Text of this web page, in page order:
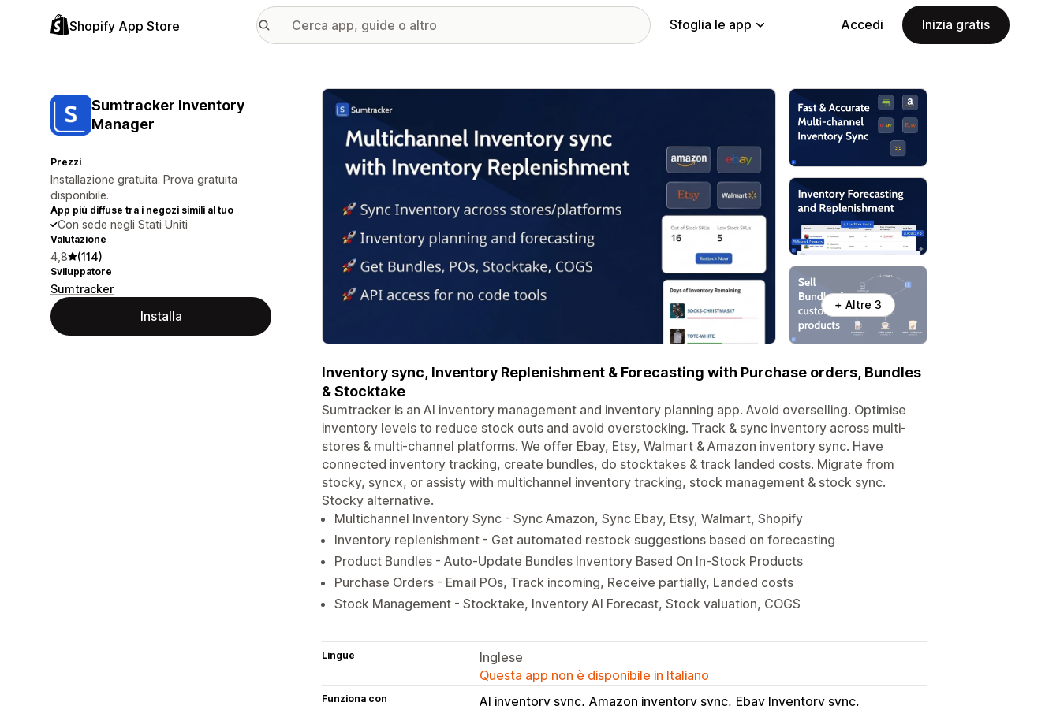
Shopify App Store Sfoglia le app Accedi Inizia gratis
Sumtracker Inventory
Manager
Prezzi
Installazione gratuita. Prova gratuita
disponibile.
App più diffuse tra i negozi simili al tuo
Con sede negli Stati Uniti
Valutazione
4,8 (114)
Sviluppatore
Sumtracker
Installa
Galleria immagini in evidenza
+ Altre 3
Inventory sync, Inventory Replenishment & Forecasting with Purchase orders, Bundles
& Stocktake
Sumtracker is an AI inventory management and inventory planning app. Avoid overselling. Optimise
inventory levels to reduce stock outs and avoid overstocking. Track & sync inventory across multi-
stores & multi-channel platforms. We offer Ebay, Etsy, Walmart & Amazon inventory sync. Have
connected inventory tracking, create bundles, do stocktakes & track landed costs. Migrate from
stocky, syncx, or assisty with multichannel inventory tracking, stock management & stock sync.
Stocky alternative.
Multichannel Inventory Sync - Sync Amazon, Sync Ebay, Etsy, Walmart, Shopify
Inventory replenishment - Get automated restock suggestions based on forecasting
Product Bundles - Auto-Update Bundles Inventory Based On In-Stock Products
Purchase Orders - Email POs, Track incoming, Receive partially, Landed costs
Stock Management - Stocktake, Inventory AI Forecast, Stock valuation, COGS
Lingue
Inglese
Questa app non è disponibile in Italiano
Funziona con AI inventory sync Amazon inventory sync Ebay Inventory sync